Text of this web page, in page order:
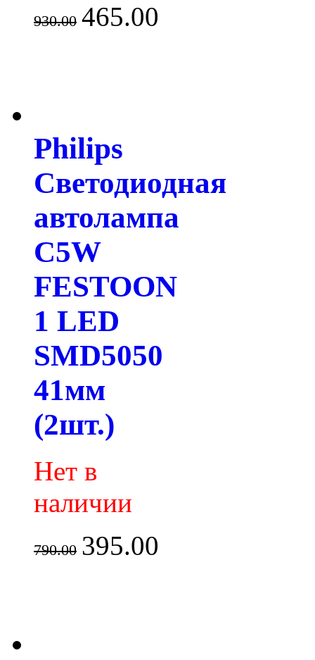
930.00 465.00
Philips
Светодиодная
автолампа
C5W
FESTOON
1 LED
SMD5050
41мм
(2шт.)
Нет в
наличии
790.00 395.00